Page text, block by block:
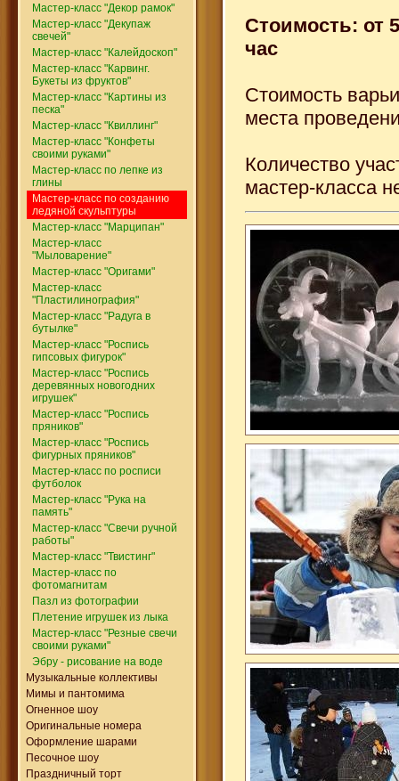
Мастер-класс "Декор рамок"
Мастер-класс "Декупаж
свечей"
Мастер-класс "Калейдоскоп"
Мастер-класс "Карвинг.
Букеты из фруктов"
Мастер-класс "Картины из
песка"
Мастер-класс "Квиллинг"
Мастер-класс "Конфеты
своими руками"
Мастер-класс по лепке из
глины
Мастер-класс по созданию
ледяной скульптуры
Мастер-класс "Марципан"
Мастер-класс
"Мыловарение"
Мастер-класс "Оригами"
Мастер-класс
"Пластилинография"
Мастер-класс "Радуга в
бутылке"
Мастер-класс "Роспись
гипсовых фигурок"
Мастер-класс "Роспись
деревянных новогодних
игрушек"
Мастер-класс "Роспись
пряников"
Мастер-класс "Роспись
фигурных пряников"
Мастер-класс по росписи
футболок
Мастер-класс "Рука на
память"
Мастер-класс "Свечи ручной
работы"
Мастер-класс "Твистинг"
Мастер-класс по
фотомагнитам
Пазл из фотографии
Плетение игрушек из лыка
Мастер-класс "Резные свечи
своими руками"
Эбру - рисование на воде
Музыкальные коллективы
Мимы и пантомима
Огненное шоу
Оригинальные номера
Оформление шарами
Песочное шоу
Праздничный торт
Cтоимость: от
час
Стоимость
места
Количество
мастер-класса